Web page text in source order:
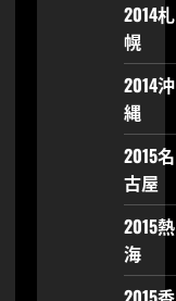
2014札
幌
2014沖
縄
2015名
古屋
2015熱
海